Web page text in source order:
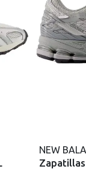
NEW